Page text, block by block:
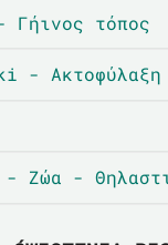
τόπος
- Ακτοφύλαξη
Ζώα -